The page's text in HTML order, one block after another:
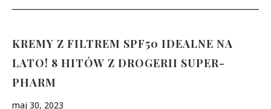
KREMY Z FILTREM SPF50 IDEALNE NA
LATO! 8 HITÓW Z DROGERII SUPER-
PHARM
maj 30, 2023